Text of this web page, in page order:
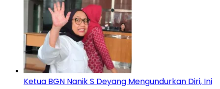
Ketua BGN Nanik S Deyang Mengundurkan Diri, Ini